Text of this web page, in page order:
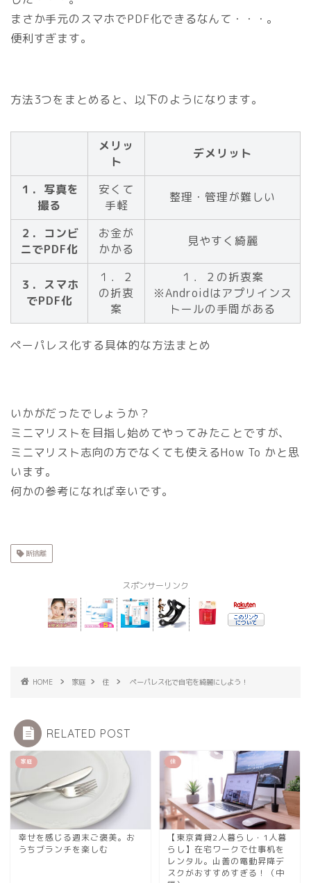
まさか手元のスマホでPDF化できるなんて・・・。
便利すぎます。
方法3つをまとめると、以下のようになります。
メリッ
ト
デメリット
１．写真を
撮る
安くて
手軽
整理・管理が難しい
２．コンビ
ニでPDF化
お金が
かかる
見やすく綺麗
３．スマホ
でPDF化
１．２
の折衷
案
１．２の折衷案
※Androidはアプリインス
トールの手間がある
ペーパレス化する具体的な方法まとめ
いかがだったでしょうか？
ミニマリストを目指し始めてやってみたことですが、
ミニマリスト志向の方でなくても使えるHow To かと思
います。
何かの参考になれば幸いです。
断捨離
スポンサーリンク
HOME 家庭 住 ペーパレス化で自宅を綺麗にしよう！
RELATED POST
家庭
幸せを感じる週末ご褒美。お
うちブランチを楽しむ
住
【東京賃貸2人暮らし・1人暮
らし】在宅ワークで仕事机を
レンタル。山善の電動昇降デ
スクがおすすめすぎる！（中